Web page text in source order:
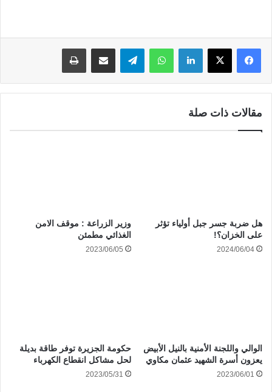
لينكدإن واتساب
مقالات ذات صلة
هل ضربة جسر جبل أولياء تؤثر
على الخزان؟!
2024/06/04
وزير الزراعة : موقف الامن
الغذائي مطمئن
2023/06/05
الوالي واللجنة الأمنية بالنيل الأبيض
يعزون أسرة الشهيد عثمان مكاوي
2023/06/01
حكومة الجزيرة توفر طاقة بديلة
لحل مشاكل انقطاع الكهرباء
2023/05/31